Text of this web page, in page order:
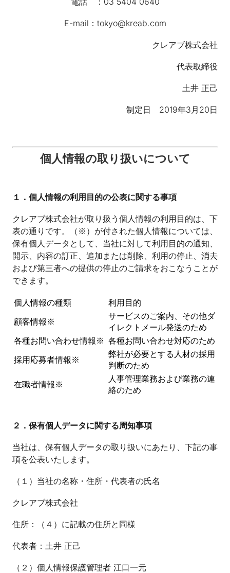
E-mail：tokyo@kreab.com
クレアブ株式会社
代表取締役
土井 正己
制定日 2019年3月20日
個人情報の取り扱いについて
１．個人情報の利用目的の公表に関する事項
クレアブ株式会社が取り扱う個人情報の利用目的は、下
表の通りです。（※）が付された個人情報については、
保有個人データとして、当社に対して利用目的の通知、
開示、内容の訂正、追加または削除、利用の停止、消去
および第三者への提供の停止のご請求をおこなうことが
できます。
個人情報の種類
利用目的
顧客情報※
サービスのご案内、その他ダ
イレクトメール発送のため
各種お問い合わせ情報※ 各種お問い合わせ対応のため
採用応募者情報※
弊社が必要とする人材の採用
判断のため
在職者情報※
人事管理業務および業務の連
絡のため
２．保有個人データに関する周知事項
当社は、保有個人データの取り扱いにあたり、下記の事
項を公表いたします。
（１）当社の名称・住所・代表者の氏名
クレアブ株式会社
住所：（４）に記載の住所と同様
代表者：土井 正己
（２）個人情報保護管理者 江口一元